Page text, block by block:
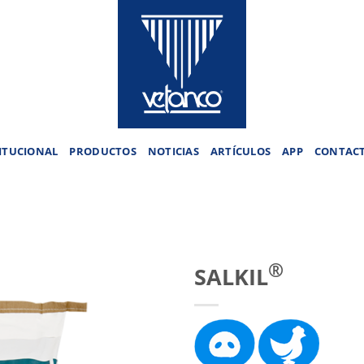
PRODUCTOS NOTICIAS ARTÍCULOS APP
SALKIL®